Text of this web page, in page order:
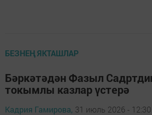
БЕЗНЕҢ ЯКТАШЛАР
Бәркәтәдән Фазыл
токымлы казлар үстерә
Кадрия Гамирова, 31 июль 2026 - 12:30